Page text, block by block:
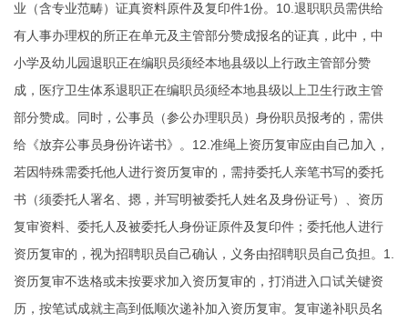
业（含专业范畴）证真资料原件及复印件1份。10.退职职员需供给
有人事办理权的所正在单元及主管部分赞成报名的证真，此中，中
小学及幼儿园退职正在编职员须经本地县级以上行政主管部分赞
成，医疗卫生体系退职正在编职员须经本地县级以上卫生行政主管
部分赞成。同时，公事员（参公办理职员）身份职员报考的，需供
给《放弃公事员身份许诺书》。12.准绳上资历复审应由自己加入，
若因特殊需委托他人进行资历复审的，需持委托人亲笔书写的委托
书（须委托人署名、摁，并写明被委托人姓名及身份证号）、资历
复审资料、委托人及被委托人身份证原件及复印件；委托他人进行
资历复审的，视为招聘职员自己确认，义务由招聘职员自己负担。1.
资历复审不迭格或未按要求加入资历复审的，打消进入口试关键资
历，按笔试成就主高到低顺次递补加入资历复审。复审递补职员名